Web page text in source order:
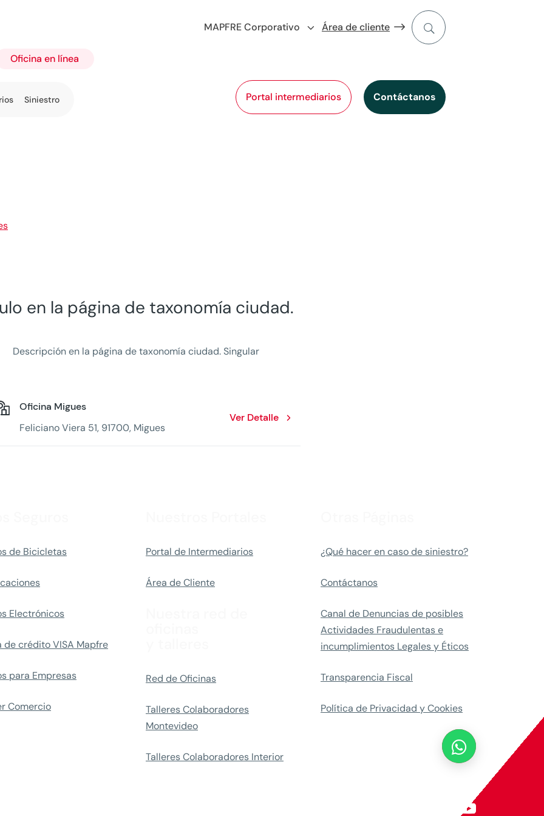
MAPFRE Corporativo Área de cliente
Portal intermediarios Contáctanos
Oficina en línea
Siniestro
en la página de taxonomía ciudad.
Descripción en la página de taxonomía ciudad. Singular
Oficina Migues
Feliciano Viera 51, 91700, Migues
Ver Detalle
de Bicicletas
Electrónicos
de crédito VISA Mapfre
para Empresas
Comercio
Portal de Intermediarios
Área de Cliente
Red de Oficinas
Talleres Colaboradores
Montevideo
Talleres Colaboradores Interior
¿Qué hacer en caso de siniestro?
Contáctanos
Canal de Denuncias de posibles
Actividades Fraudulentas e
incumplimientos Legales y Éticos
Transparencia Fiscal
Política de Privacidad y Cookies
